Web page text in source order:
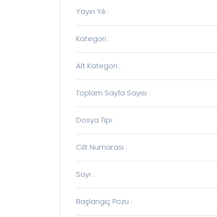
Yayın Yılı :
Kategori :
Alt Kategori :
Toplam Sayfa Sayısı :
Dosya Tipi :
Cilt Numarası :
Sayı :
Başlangıç Pozu :